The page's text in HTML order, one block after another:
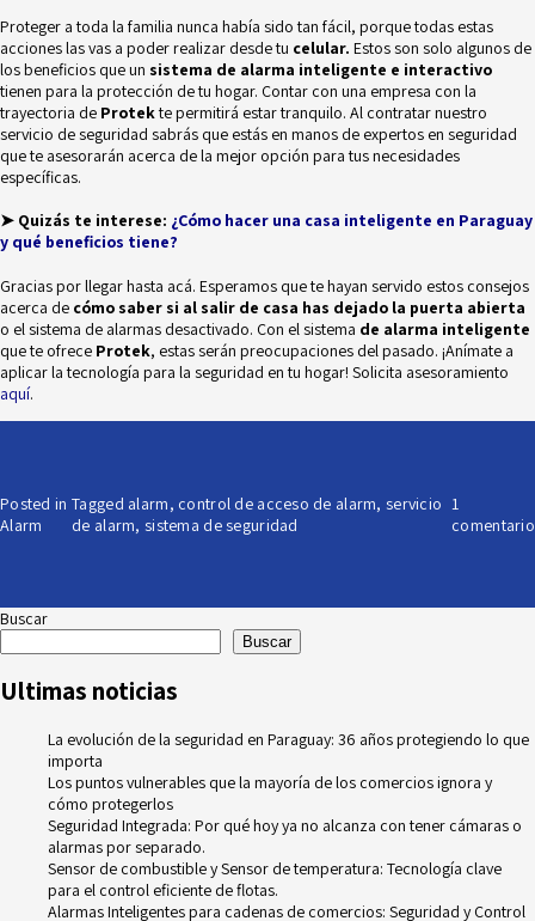
Proteger a toda la familia nunca había sido tan fácil, porque todas estas
acciones las vas a poder realizar desde tu celular. Estos son solo algunos de
los beneficios que un sistema de alarma inteligente e interactivo
tienen para la protección de tu hogar. Contar con una empresa con la
trayectoria de Protekte permitirá estar tranquilo. Al contratar nuestro
servicio de seguridad sabrás que estás en manos de expertos en seguridad
que te asesorarán acerca de la mejor opción para tus necesidades
específicas.
➤ Quizás te interese: ¿Cómo hacer una casa inteligente en Paraguay
y qué beneficios tiene?
Gracias por llegar hasta acá. Esperamos que te hayan servido estos consejos
acerca de cómo saber si al salir de casa has dejado la puerta abierta
o el sistema de alarmas desactivado. Con el sistema de alarma inteligente
que te ofrece Protek, estas serán preocupaciones del pasado. ¡Anímate a
aplicar la tecnología para la seguridad en tu hogar! Solicita asesoramiento
aquí.
Posted in
Alarm
Tagged alarm, control de acceso de alarm, servicio
de alarm,sistema de seguridad
1
comentario
Buscar
Buscar
Ultimas noticias
La evolución de la seguridad en Paraguay: 36 años protegiendo lo que
importa
Los puntos vulnerables que la mayoría de los comercios ignora y
cómo protegerlos
Seguridad Integrada: Por qué hoy ya no alcanza con tener cámaras o
alarmas por separado.
Sensor de combustible y Sensor de temperatura: Tecnología clave
para el control eficiente de flotas.
Alarmas Inteligentes para cadenas de comercios: Seguridad y Control